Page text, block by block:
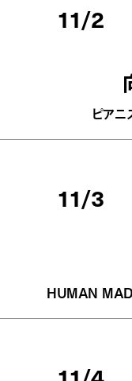
11/2
ピア
11/3
HUMAN